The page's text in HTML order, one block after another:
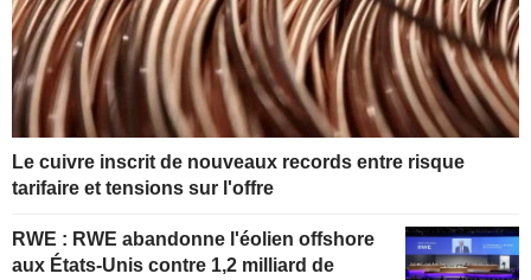
Le cuivre inscrit de nouveaux records entre risque
tarifaire et tensions sur l'offre
RWE : RWE abandonne l'éolien offshore
aux États-Unis contre 1,2 milliard de